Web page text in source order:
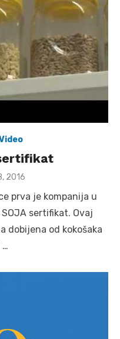
2016
prva je kompanija u
sertifikat. Ovaj
dobijena od kokošaka
…